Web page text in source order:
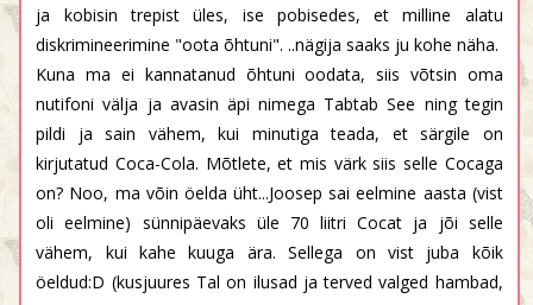
ja kobisin trepist üles, ise pobisedes, et milline alatu
diskrimineerimine "oota õhtuni". ..nägija saaks ju kohe näha.
Kuna ma ei kannatanud õhtuni oodata, siis võtsin oma
nutifoni välja ja avasin äpi nimega Tabtab See ning tegin
pildi ja sain vähem, kui minutiga teada, et särgile on
kirjutatud Coca-Cola. Mõtlete, et mis värk siis selle Cocaga
on? Noo, ma võin öelda üht...Joosep sai eelmine aasta (vist
oli eelmine) sünnipäevaks üle 70 liitri Cocat ja jõi selle
vähem, kui kahe kuuga ära. Sellega on vist juba kõik
öeldud:D (kusjuures Tal on ilusad ja terved valged hambad,